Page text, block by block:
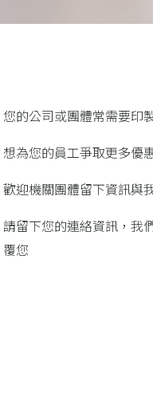
您的公司或團體常需要印
想為您的員工爭取更多優
歡迎機關團體留下資訊與
請留下您的連絡資訊，我
覆您